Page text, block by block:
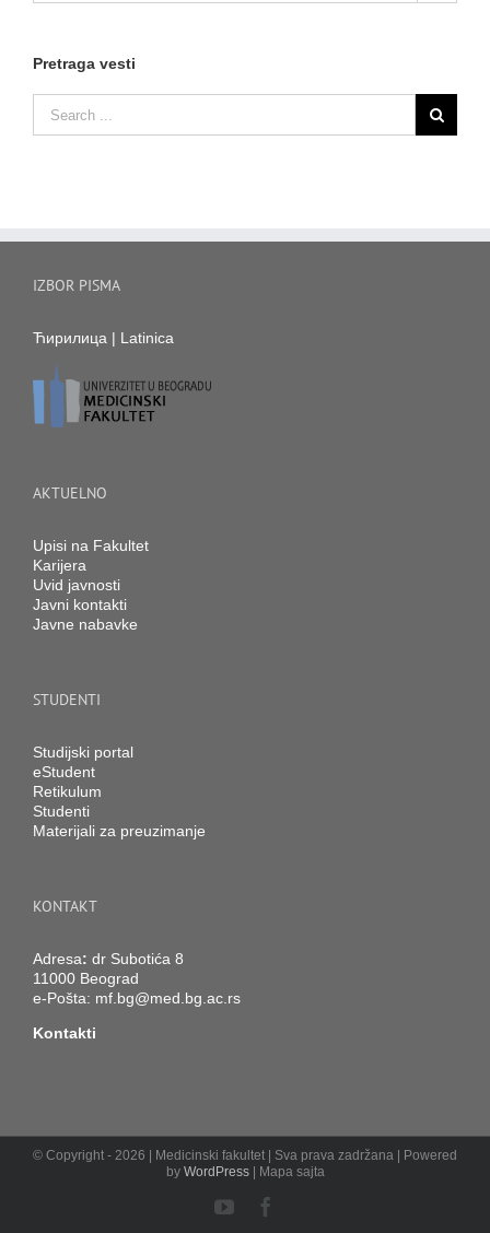
Pretraga vesti
IZBOR PISMA
Ћирилица | Latinica
AKTUELNO
Upisi na Fakultet
Karijera
Uvid javnosti
Javni kontakti
Javne nabavke
STUDENTI
Studijski portal
eStudent
Retikulum
Studenti
Materijali za preuzimanje
KONTAKT
Adresa: dr Subotića 8
11000 Beograd
e-Pošta: mf.bg@med.bg.ac.rs
Kontakti
© Copyright - 2026 | Medicinski fakultet | Sva prava zadržana | Powered
by WordPress| Mapa sajta
YouTube